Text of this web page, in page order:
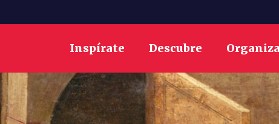
Inspírate Descubre Organiza